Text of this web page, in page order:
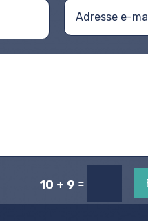
10 + 9 =